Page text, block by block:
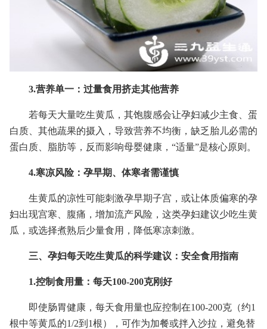
3.营养单一：过量食用挤走其他营养
若每天大量吃生黄瓜，其饱腹感会让孕妇减少主食、蛋
白质、其他蔬果的摄入，导致营养不均衡，缺乏胎儿必需的
蛋白质、脂肪等，反而影响母婴健康，“适量”是核心原则。
4.寒凉风险：孕早期、体寒者需谨慎
生黄瓜的凉性可能刺激孕早期子宫，或让体质偏寒的孕
妇出现宫寒、腹痛，增加流产风险，这类孕妇建议少吃生黄
瓜，或选择煮熟后少量食用，降低寒凉刺激。
三、孕妇每天吃生黄瓜的科学建议：安全食用指南
1.控制食用量：每天100-200克刚好
即使肠胃健康，每天食用量也应控制在100-200克（约1
根中等黄瓜的1/2到1根），可作为加餐或拌入沙拉，避免替